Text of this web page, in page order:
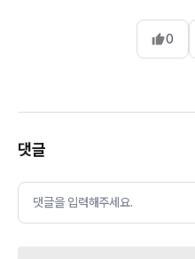
0
댓글
댓글을 입력해주세요.